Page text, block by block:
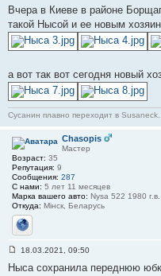
о
б
щ
е
е
#
3
Вчера в Киеве в районе
такой Нысой и ее новым
а вот так вот сегодня новый
Сусанин плавно переходит в
Chasopis
Мастер
Возраст: 35
Репутация: 9
Сообщения: 287
С нами: 5 лет 11 месяцев
Марка вашего авто: Nysa 522 1980 г.в.
Откуда: Мінск, Беларусь
Сайт
о
18.03.2021, 09:50
Ныса сохранила переднюю